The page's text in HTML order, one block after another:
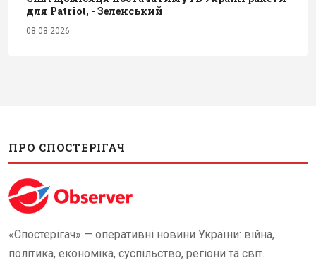
для Patriot, - Зеленський
08.08.2026
ПРО СПОСТЕРІГАЧ
«Спостерігач» — оперативні новини України: війна,
політика, економіка, суспільство, регіони та світ.